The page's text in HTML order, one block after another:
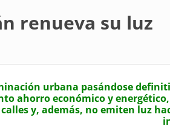
renueva su luz
urbana pasándose
ahorro económico y
y, además, no emiten luz